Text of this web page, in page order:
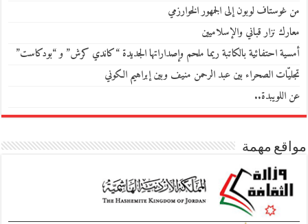
من غوستاف لوبون إلى الجمهور الخوارزمي
معارك نزار قباني والإسلاميين
أمسية احتفائية بالكاتبة ريما ملحم وإصداراتها الجديدة “كاندي كرش” و “بودكاست”
تجليّات الصحراء بين عبد الرحمن منيف وبين إبراهيم الكوني
عن اللويبدة..
مواقع مهمة